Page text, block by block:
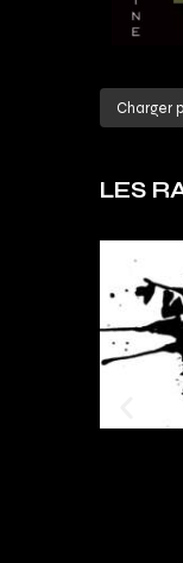
Charger
LES